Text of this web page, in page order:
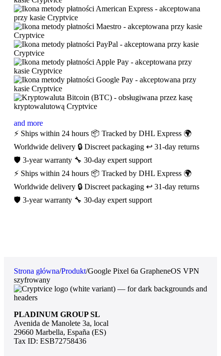
and more
⚡ Ships within 24 hours 📦 Tracked by DHL Express 🌍
Worldwide delivery 🔒 Discreet packaging ↩️ 31-day returns
🛡️ 3-year warranty 🔧 30-day expert support
⚡ Ships within 24 hours 📦 Tracked by DHL Express 🌍
Worldwide delivery 🔒 Discreet packaging ↩️ 31-day returns
🛡️ 3-year warranty 🔧 30-day expert support
Strona główna/Produkt/Google Pixel 6a GrapheneOS VPN
szyfrowany
PLADINUM GROUP SL
Avenida de Manolete 3a, local
29660 Marbella, España (ES)
Tax ID: ESB72758436